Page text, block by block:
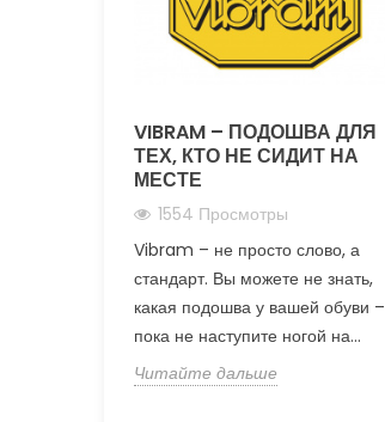
VIBRAM – ПОДОШВА ДЛЯ
ТЕХ, КТО НЕ СИДИТ НА
МЕСТЕ
1554 Просмотры
Vibram – не просто слово, а
стандарт. Вы можете не знать,
какая подошва у вашей обуви –
пока не наступите ногой на...
Читайте дальше